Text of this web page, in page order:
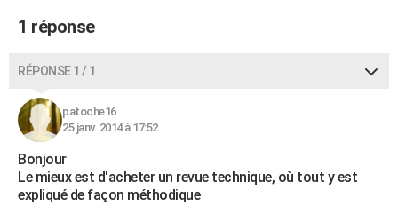
Dictionnaire
Biographies
Citations
Expressions
Proverbes
PROGRAMME TV
COPAINS D'AVANT
S'inscrire
Se connecter
Lycées
Collèges
Primaires
Universités
Entreprises
Service militaire
Avis de recherche
AVIS DE DÉCÈS
1 réponse
RÉPONSE 1 / 1
patoche16
25 janv. 2014 à 17:52
Bonjour
Le mieux est d'acheter un revue technique, où tout y est
expliqué de façon méthodique